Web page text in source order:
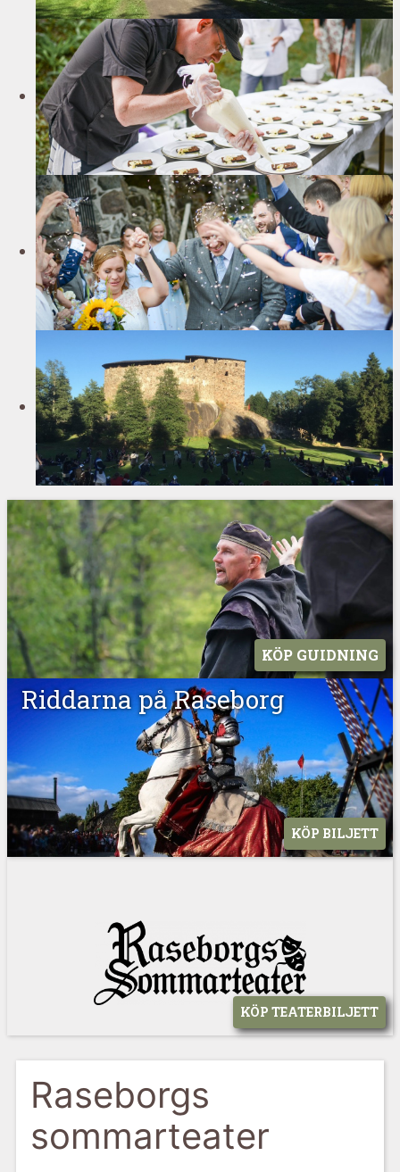
KÖP GUIDNING
Riddarna på Raseborg
KÖP BILJETT
KÖP TEATERBILJETT
Raseborgs
sommarteater